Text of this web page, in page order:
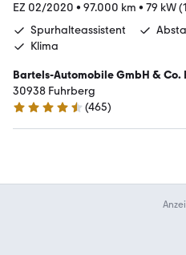
EZ 02/2020 • 97.000 km • 79 kW
Spurhalteassistent
Klima
Bartels-Automobile GmbH & Co.
30938 Fuhrberg
4.6 Sterne
(465)